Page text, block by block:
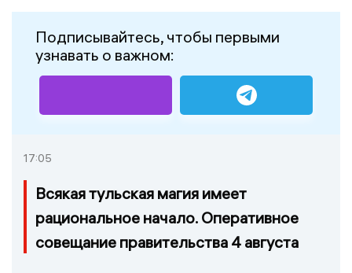
Подписывайтесь, чтобы первыми
узнавать о важном:
17:05
Всякая тульская магия имеет
рациональное начало. Оперативное
совещание правительства 4 августа